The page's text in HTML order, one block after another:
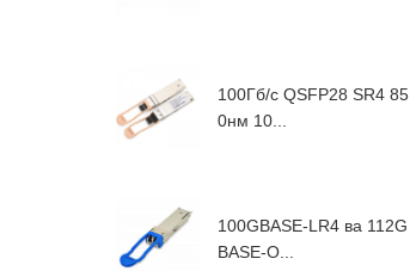
100Гб/с QSFP28 SR4 85
0нм 10...
100GBASE-LR4 ва 112G
BASE-O...